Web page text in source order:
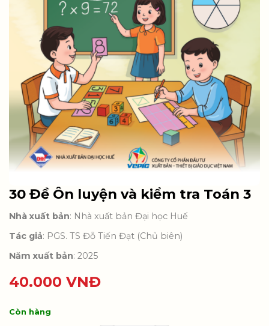
30 Đề Ôn luyện và kiểm tra Toán 3
Nhà xuất bản: Nhà xuất bản Đại học Huế
Tác giả: PGS. TS Đỗ Tiến Đạt (Chủ biên)
Năm xuất bản: 2025
40.000 VNĐ
Còn hàng